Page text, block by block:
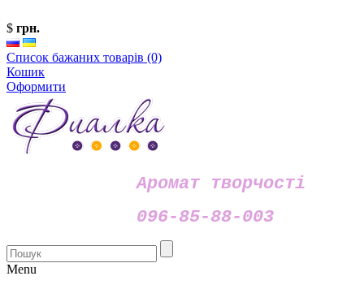
$ грн.
Список бажаних товарів (0)
Кошик
Оформити
Аромат творчості
096-85-88-003
Menu